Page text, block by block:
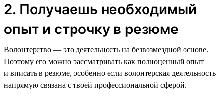
2. Получаешь необходимый
опыт и строчку в резюме
Волонтерство — это деятельность на безвозмездной основе.
Поэтому его можно рассматривать как полноценный опыт
и вписать в резюме, особенно если волонтерская деятельность
напрямую связана с твоей профессиональной сферой.